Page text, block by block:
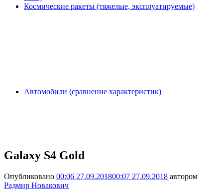
Космические ракеты (тяжелые, эксплуатируемые)
Автомобили (сравнение характеристик)
Galaxy S4 Gold
Опубликовано 00:06 27.09.201800:07 27.09.2018 автором
Радмир Новакович